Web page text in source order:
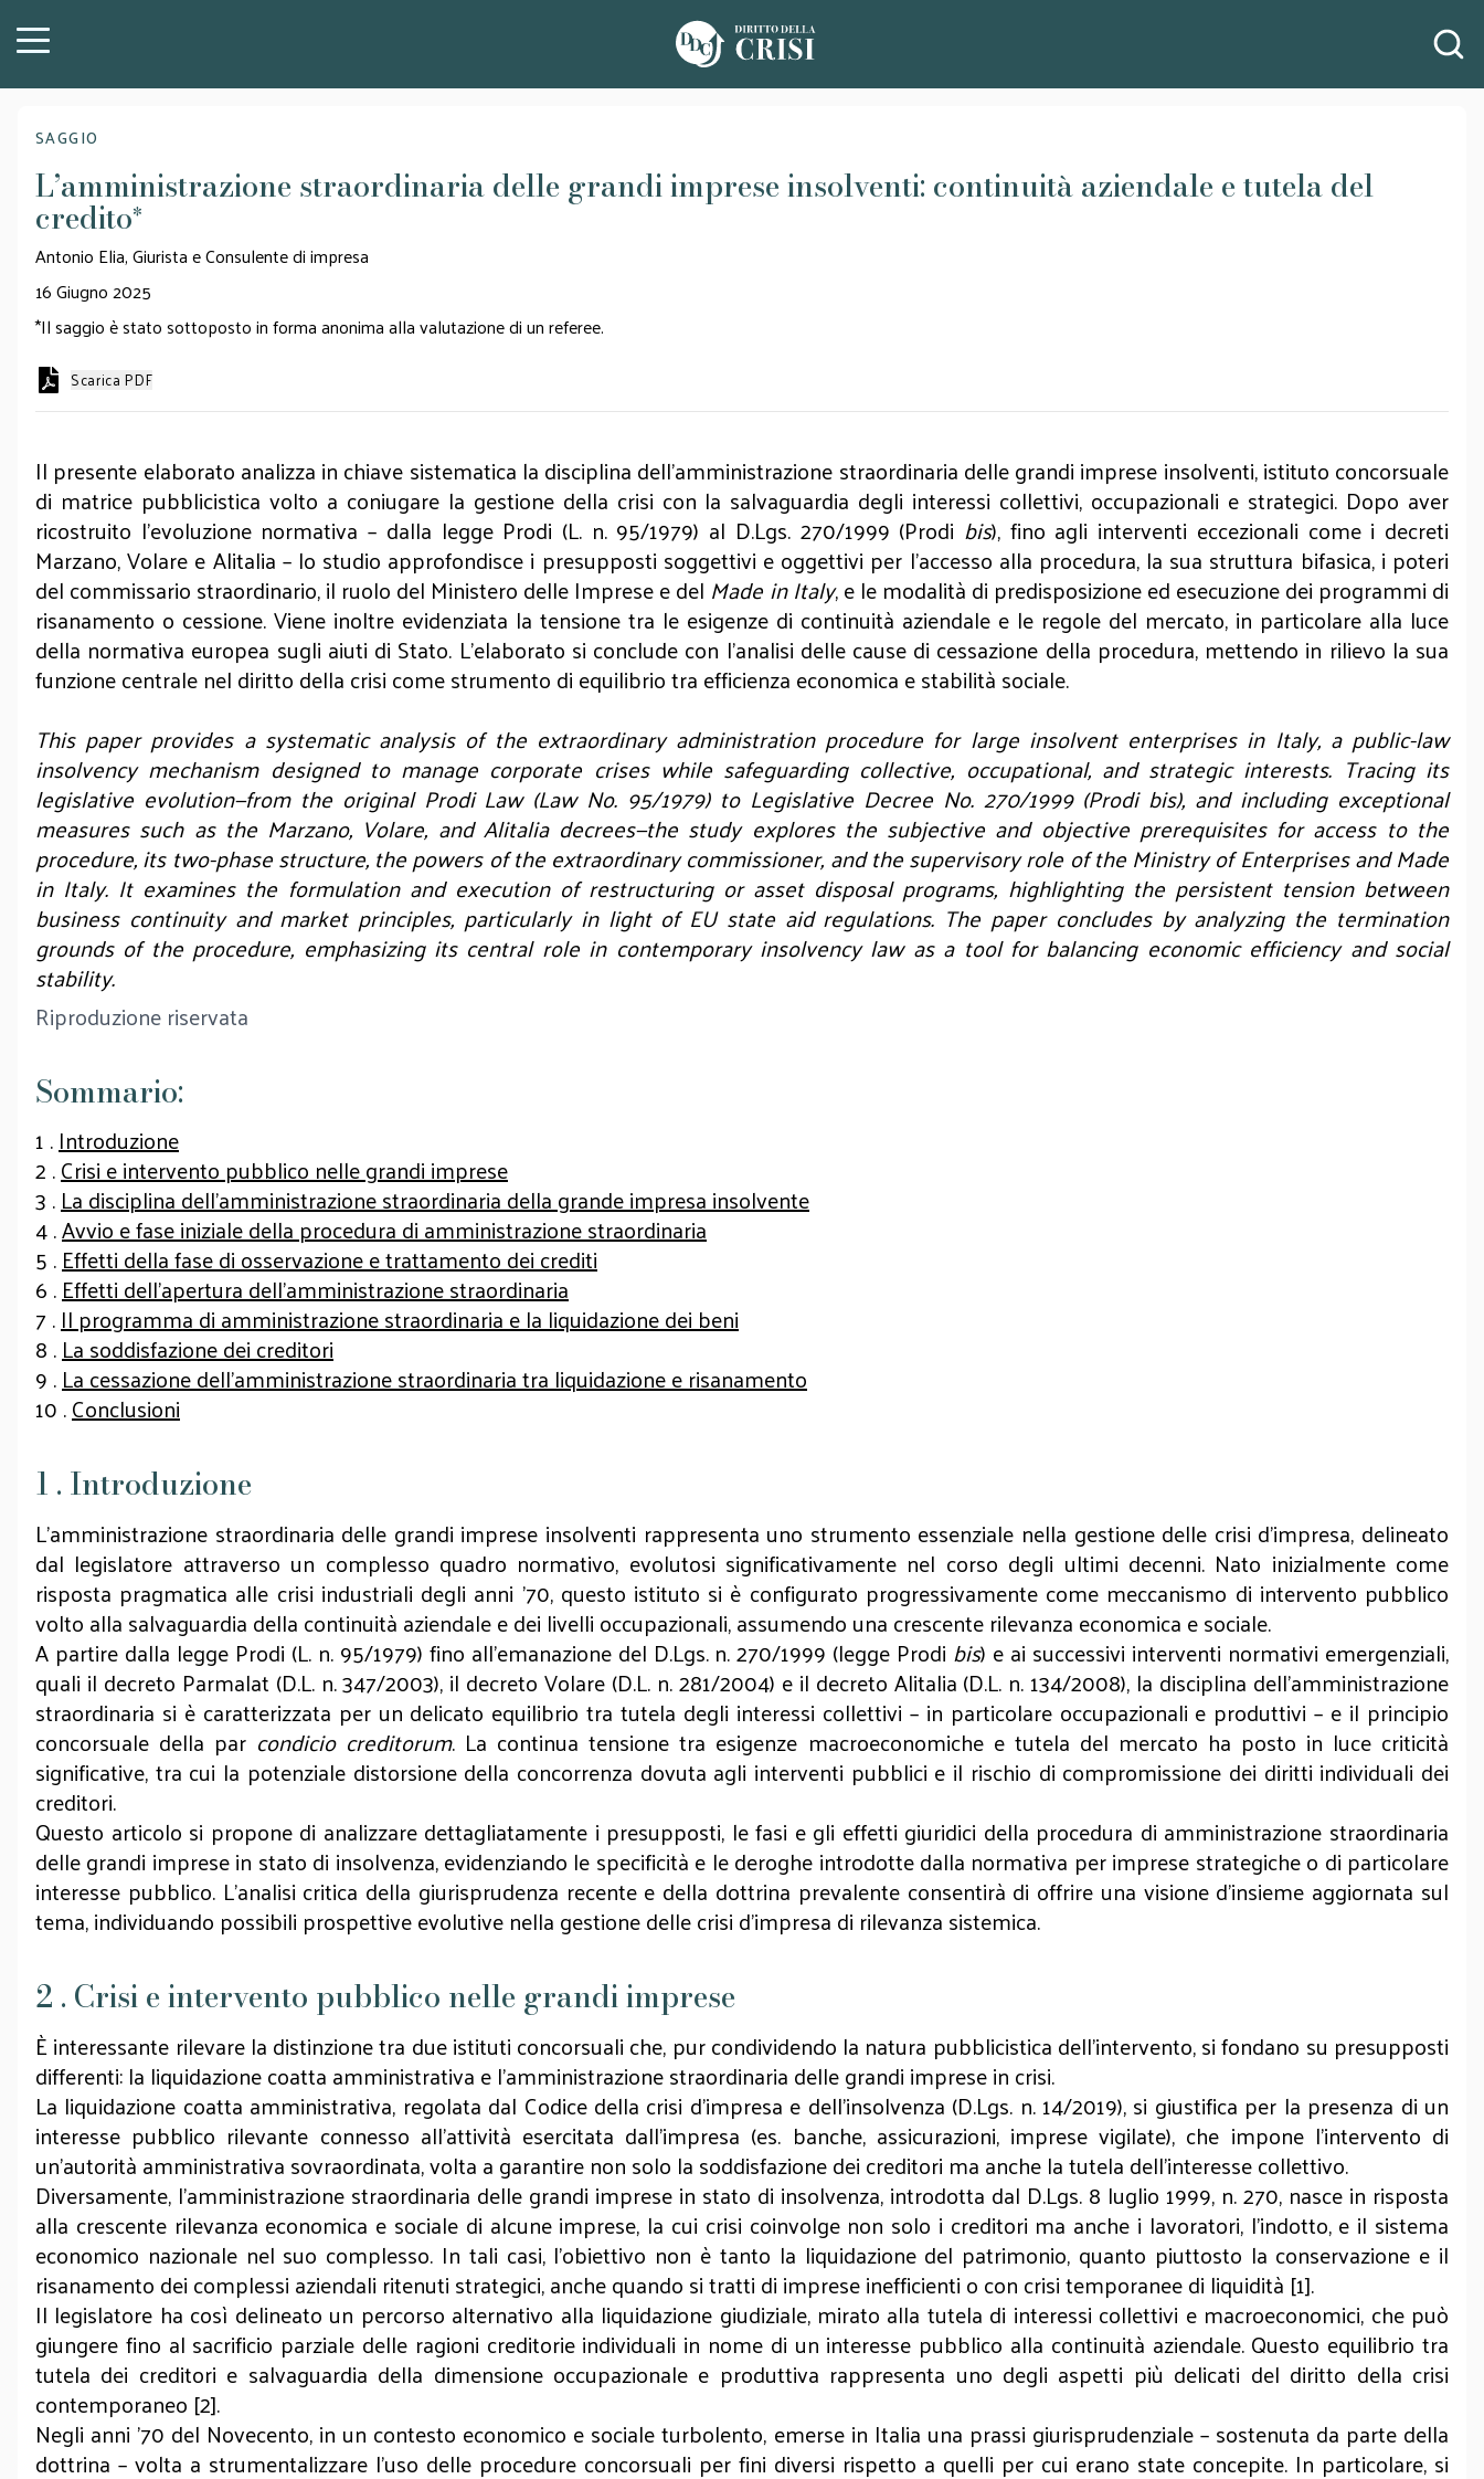
SAGGIO
L’amministrazione straordinaria delle grandi imprese insolventi: continuità aziendale e tutela del
credito*
Antonio Elia, Giurista e Consulente di impresa
16 Giugno 2025
*Il saggio è stato sottoposto in forma anonima alla valutazione di un referee.
Scarica PDF
Il presente elaborato analizza in chiave sistematica la disciplina dell’amministrazione straordinaria delle grandi imprese insolventi, istituto concorsuale
di matrice pubblicistica volto a coniugare la gestione della crisi con la salvaguardia degli interessi collettivi, occupazionali e strategici. Dopo aver
ricostruito l’evoluzione normativa – dalla legge Prodi (L. n. 95/1979) al D.Lgs. 270/1999 (Prodi bis), fino agli interventi eccezionali come i decreti
Marzano, Volare e Alitalia – lo studio approfondisce i presupposti soggettivi e oggettivi per l’accesso alla procedura, la sua struttura bifasica, i poteri
del commissario straordinario, il ruolo del Ministero delle Imprese e del Made in Italy, e le modalità di predisposizione ed esecuzione dei programmi di
risanamento o cessione. Viene inoltre evidenziata la tensione tra le esigenze di continuità aziendale e le regole del mercato, in particolare alla luce
della normativa europea sugli aiuti di Stato. L’elaborato si conclude con l’analisi delle cause di cessazione della procedura, mettendo in rilievo la sua
funzione centrale nel diritto della crisi come strumento di equilibrio tra efficienza economica e stabilità sociale.
This paper provides a systematic analysis of the extraordinary administration procedure for large insolvent enterprises in Italy, a public-law
insolvency mechanism designed to manage corporate crises while safeguarding collective, occupational, and strategic interests. Tracing its
legislative evolution—from the original Prodi Law (Law No. 95/1979) to Legislative Decree No. 270/1999 (Prodi bis), and including exceptional
measures such as the Marzano, Volare, and Alitalia decrees—the study explores the subjective and objective prerequisites for access to the
procedure, its two-phase structure, the powers of the extraordinary commissioner, and the supervisory role of the Ministry of Enterprises and Made
in Italy. It examines the formulation and execution of restructuring or asset disposal programs, highlighting the persistent tension between
business continuity and market principles, particularly in light of EU state aid regulations. The paper concludes by analyzing the termination
grounds of the procedure, emphasizing its central role in contemporary insolvency law as a tool for balancing economic efficiency and social
stability.
Riproduzione riservata
Sommario:
1 .Introduzione
2 .Crisi e intervento pubblico nelle grandi imprese
3 .La disciplina dell’amministrazione straordinaria della grande impresa insolvente
4 .Avvio e fase iniziale della procedura di amministrazione straordinaria
5 .Effetti della fase di osservazione e trattamento dei crediti
6 .Effetti dell’apertura dell’amministrazione straordinaria
7 .Il programma di amministrazione straordinaria e la liquidazione dei beni
8 .La soddisfazione dei creditori
9 .La cessazione dell’amministrazione straordinaria tra liquidazione e risanamento
10 .Conclusioni
1 . Introduzione
L'amministrazione straordinaria delle grandi imprese insolventi rappresenta uno strumento essenziale nella gestione delle crisi d'impresa, delineato
dal legislatore attraverso un complesso quadro normativo, evolutosi significativamente nel corso degli ultimi decenni. Nato inizialmente come
risposta pragmatica alle crisi industriali degli anni '70, questo istituto si è configurato progressivamente come meccanismo di intervento pubblico
volto alla salvaguardia della continuità aziendale e dei livelli occupazionali, assumendo una crescente rilevanza economica e sociale.
A partire dalla legge Prodi (L. n. 95/1979) fino all'emanazione del D.Lgs. n. 270/1999 (legge Prodi bis) e ai successivi interventi normativi emergenziali,
quali il decreto Parmalat (D.L. n. 347/2003), il decreto Volare (D.L. n. 281/2004) e il decreto Alitalia (D.L. n. 134/2008), la disciplina dell'amministrazione
straordinaria si è caratterizzata per un delicato equilibrio tra tutela degli interessi collettivi – in particolare occupazionali e produttivi – e il principio
concorsuale della par condicio creditorum. La continua tensione tra esigenze macroeconomiche e tutela del mercato ha posto in luce criticità
significative, tra cui la potenziale distorsione della concorrenza dovuta agli interventi pubblici e il rischio di compromissione dei diritti individuali dei
creditori.
Questo articolo si propone di analizzare dettagliatamente i presupposti, le fasi e gli effetti giuridici della procedura di amministrazione straordinaria
delle grandi imprese in stato di insolvenza, evidenziando le specificità e le deroghe introdotte dalla normativa per imprese strategiche o di particolare
interesse pubblico. L'analisi critica della giurisprudenza recente e della dottrina prevalente consentirà di offrire una visione d'insieme aggiornata sul
tema, individuando possibili prospettive evolutive nella gestione delle crisi d'impresa di rilevanza sistemica.
2 . Crisi e intervento pubblico nelle grandi imprese
È interessante rilevare la distinzione tra due istituti concorsuali che, pur condividendo la natura pubblicistica dell’intervento, si fondano su presupposti
differenti: la liquidazione coatta amministrativa e l’amministrazione straordinaria delle grandi imprese in crisi.
La liquidazione coatta amministrativa, regolata dal Codice della crisi d’impresa e dell’insolvenza (D.Lgs. n. 14/2019), si giustifica per la presenza di un
interesse pubblico rilevante connesso all’attività esercitata dall’impresa (es. banche, assicurazioni, imprese vigilate), che impone l’intervento di
un’autorità amministrativa sovraordinata, volta a garantire non solo la soddisfazione dei creditori ma anche la tutela dell’interesse collettivo.
Diversamente, l’amministrazione straordinaria delle grandi imprese in stato di insolvenza, introdotta dal D.Lgs. 8 luglio 1999, n. 270, nasce in risposta
alla crescente rilevanza economica e sociale di alcune imprese, la cui crisi coinvolge non solo i creditori ma anche i lavoratori, l’indotto, e il sistema
economico nazionale nel suo complesso. In tali casi, l’obiettivo non è tanto la liquidazione del patrimonio, quanto piuttosto la conservazione e il
risanamento dei complessi aziendali ritenuti strategici, anche quando si tratti di imprese inefficienti o con crisi temporanee di liquidità [1].
Il legislatore ha così delineato un percorso alternativo alla liquidazione giudiziale, mirato alla tutela di interessi collettivi e macroeconomici, che può
giungere fino al sacrificio parziale delle ragioni creditorie individuali in nome di un interesse pubblico alla continuità aziendale. Questo equilibrio tra
tutela dei creditori e salvaguardia della dimensione occupazionale e produttiva rappresenta uno degli aspetti più delicati del diritto della crisi
contemporaneo [2].
Negli anni ’70 del Novecento, in un contesto economico e sociale turbolento, emerse in Italia una prassi giurisprudenziale – sostenuta da parte della
dottrina – volta a strumentalizzare l’uso delle procedure concorsuali per fini diversi rispetto a quelli per cui erano state concepite. In particolare, si